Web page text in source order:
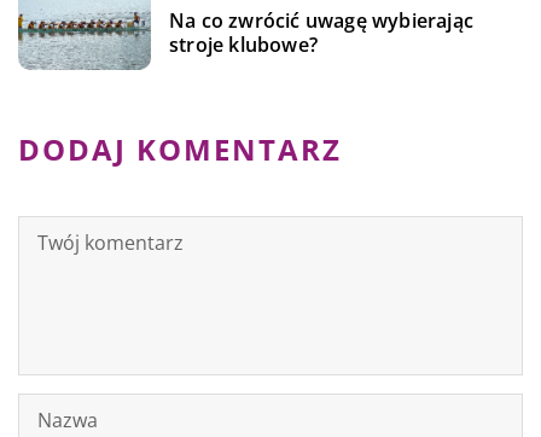
Na co zwrócić uwagę wybierając
stroje klubowe?
DODAJ KOMENTARZ